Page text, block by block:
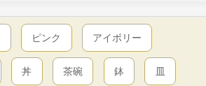
ピンク アイボリー
丼 茶碗 鉢 皿